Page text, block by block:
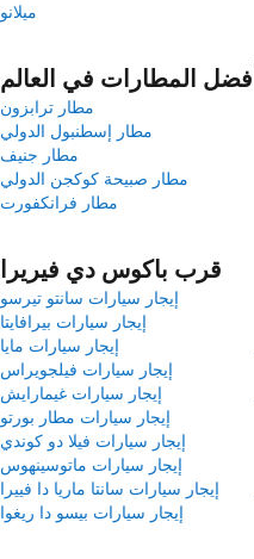
ميلانو
أفضل المطارات في العالم
مطار ترابزون
مطار إسطنبول الدولي
مطار جنيف
مطار صبيحة كوكجن الدولي
مطار فرانكفورت
قرب باكوس دي فيريرا
إيجار سيارات سانتو تيرسو
إيجار سيارات بيرافايتا
إيجار سيارات مايا
إيجار سيارات فيلجويراس
إيجار سيارات غيمارايش
إيجار سيارات مطار بورتو
إيجار سيارات فيلا دو كوندي
إيجار سيارات ماتوسينهوس
إيجار سيارات سانتا ماريا دا فييرا
إيجار سيارات بيسو دا ريغوا